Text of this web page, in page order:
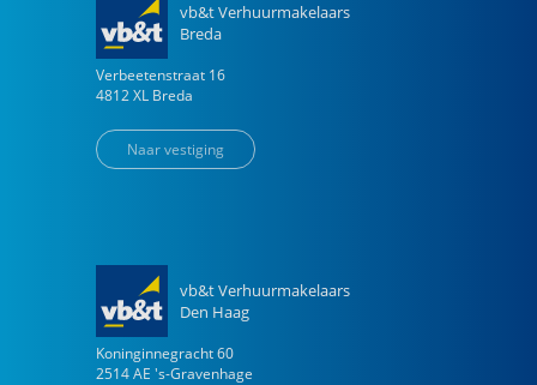
vb&t Verhuurmakelaars
Breda
Verbeetenstraat 16
4812 XL Breda
Naar vestiging
vb&t Verhuurmakelaars
Den Haag
Koninginnegracht 60
2514 AE 's-Gravenhage